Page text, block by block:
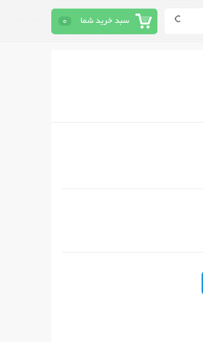
سبد خرید شما 0